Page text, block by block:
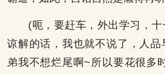
(呃，要赶车，外出学习，
谅解的话，我也就不说了，人
弟我不想烂尾啊~所以要花很多